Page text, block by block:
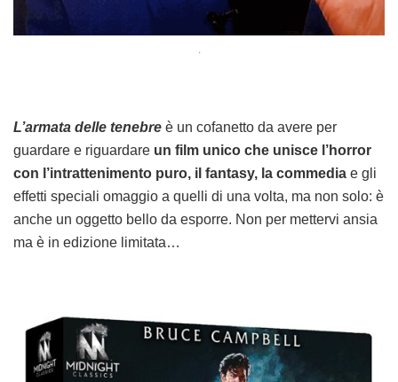
.
L’armata delle tenebre è un cofanetto da avere per
guardare e riguardare un film unico che unisce l’horror
con l’intrattenimento puro, il fantasy, la commedia e gli
effetti speciali omaggio a quelli di una volta, ma non solo: è
anche un oggetto bello da esporre. Non per mettervi ansia
ma è in edizione limitata…